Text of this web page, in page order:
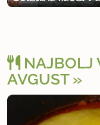
NAJBOLJ
AVGUST